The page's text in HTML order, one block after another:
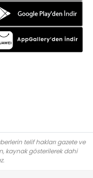
telif hakları gazete ve
kaynak gösterilerek dahi